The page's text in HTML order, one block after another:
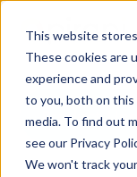
This website
These cookies are
experience and
to you, both on
media. To find out
see our Privacy
We won't track
Product